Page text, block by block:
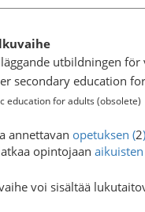
utbildningen för
education
education for adults (obsolete)
annettavan opetuksen (2)
opintojaan
voi sisältää